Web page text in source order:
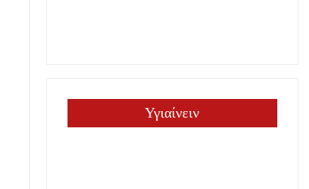
Υγιαίνειν